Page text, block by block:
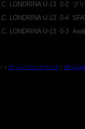
LONDRINA U-13 0-2 ブ
LONDRINA U-13 0-4
LONDRINA U-13 0-3
｜« JY トレーニングマッチ SF U-12/